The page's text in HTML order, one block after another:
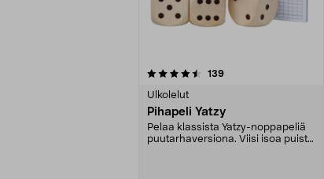
139arvostelut
Ulkolelut
Pihapeli Yatzy
Pelaa klassista Yatzy-noppapeliä
puutarhaversiona. Viisi isoa puista